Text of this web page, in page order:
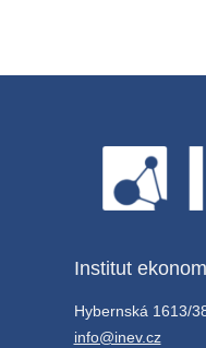
Institut
Hybernská 1613/
info@inev.cz